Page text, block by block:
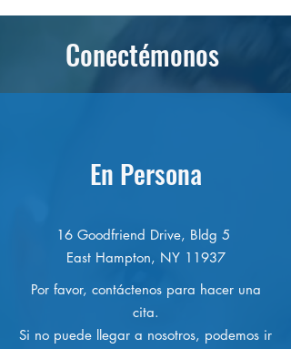
Conectémonos
En Persona
16 Goodfriend Drive, Bldg 5
East Hampton, NY 11937
Por favor, contáctenos para hacer una
cita.
Si no puede llegar a nosotros, podemos ir